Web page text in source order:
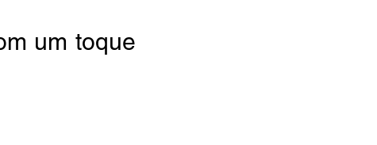
um toque